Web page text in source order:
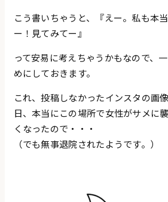
こう書いちゃうと、『えー。私も本
ー！見てみてー』
って安易に考えちゃうかもなので、
めにしておきます。
これ、投稿しなかったインスタの画
日、本当にこの場所で女性がサメに
くなったので・・・
（でも無事退院されたようです。）